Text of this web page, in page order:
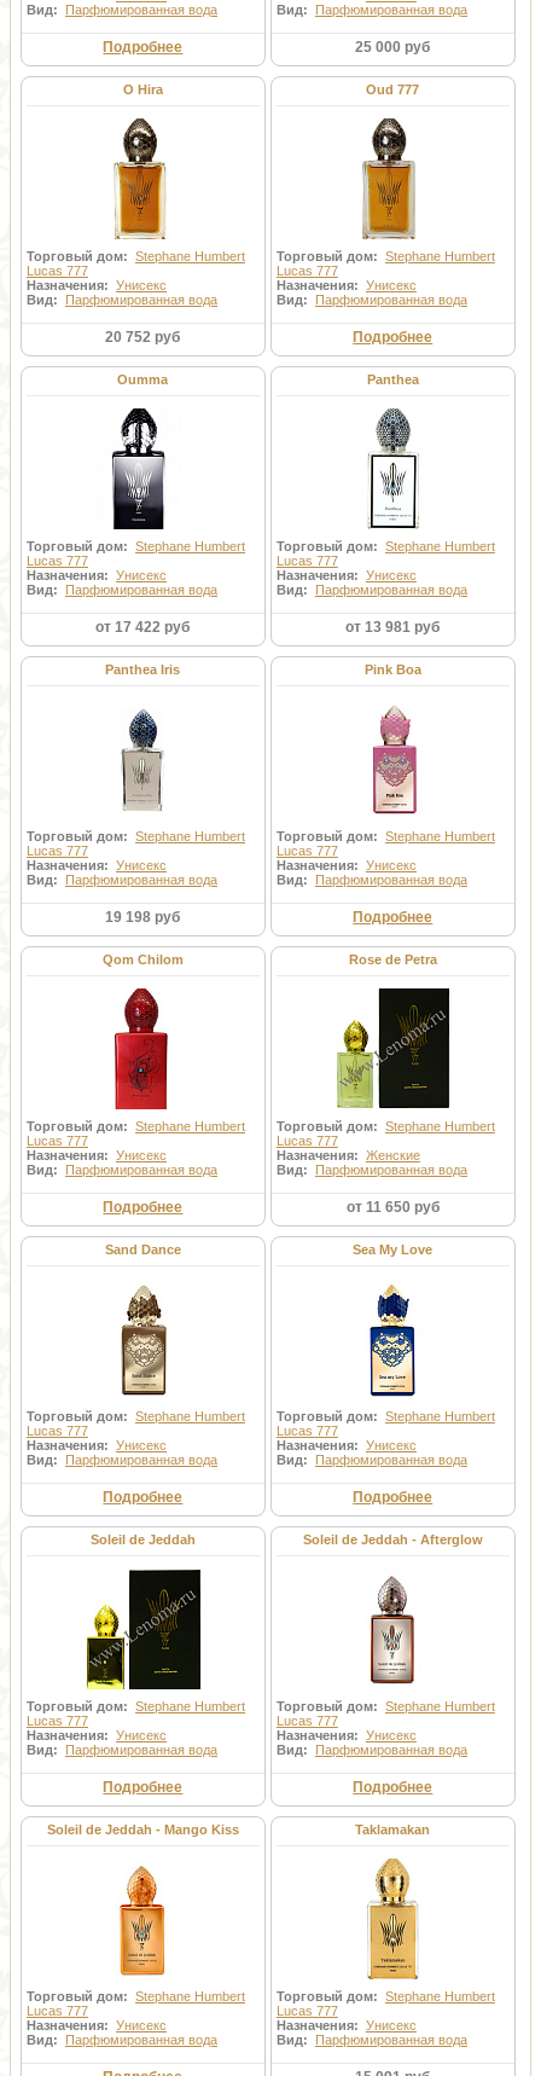
Вид: Парфюмированная вода
Подробнее
Вид: Парфюмированная вода
25 000 руб
O Hira
Торговый дом: Stephane Humbert
Lucas 777
Назначения: Унисекс
Вид: Парфюмированная вода
20 752 руб
Oud 777
Торговый дом: Stephane Humbert
Lucas 777
Назначения: Унисекс
Вид: Парфюмированная вода
Подробнее
Oumma
Торговый дом: Stephane Humbert
Lucas 777
Назначения: Унисекс
Вид: Парфюмированная вода
от 17 422 руб
Panthea
Торговый дом: Stephane Humbert
Lucas 777
Назначения: Унисекс
Вид: Парфюмированная вода
от 13 981 руб
Panthea Iris
Торговый дом: Stephane Humbert
Lucas 777
Назначения: Унисекс
Вид: Парфюмированная вода
19 198 руб
Pink Boa
Торговый дом: Stephane Humbert
Lucas 777
Назначения: Унисекс
Вид: Парфюмированная вода
Подробнее
Qom Chilom
Торговый дом: Stephane Humbert
Lucas 777
Назначения: Унисекс
Вид: Парфюмированная вода
Подробнее
Rose de Petra
Торговый дом: Stephane Humbert
Lucas 777
Назначения: Женские
Вид: Парфюмированная вода
от 11 650 руб
Sand Dance
Торговый дом: Stephane Humbert
Lucas 777
Назначения: Унисекс
Вид: Парфюмированная вода
Подробнее
Sea My Love
Торговый дом: Stephane Humbert
Lucas 777
Назначения: Унисекс
Вид: Парфюмированная вода
Подробнее
Soleil de Jeddah
Торговый дом: Stephane Humbert
Lucas 777
Назначения: Унисекс
Вид: Парфюмированная вода
Подробнее
Soleil de Jeddah - Afterglow
Торговый дом: Stephane Humbert
Lucas 777
Назначения: Унисекс
Вид: Парфюмированная вода
Подробнее
Soleil de Jeddah - Mango Kiss
Торговый дом: Stephane Humbert
Lucas 777
Назначения: Унисекс
Вид: Парфюмированная вода
Taklamakan
Торговый дом: Stephane Humbert
Lucas 777
Назначения: Унисекс
Вид: Парфюмированная вода